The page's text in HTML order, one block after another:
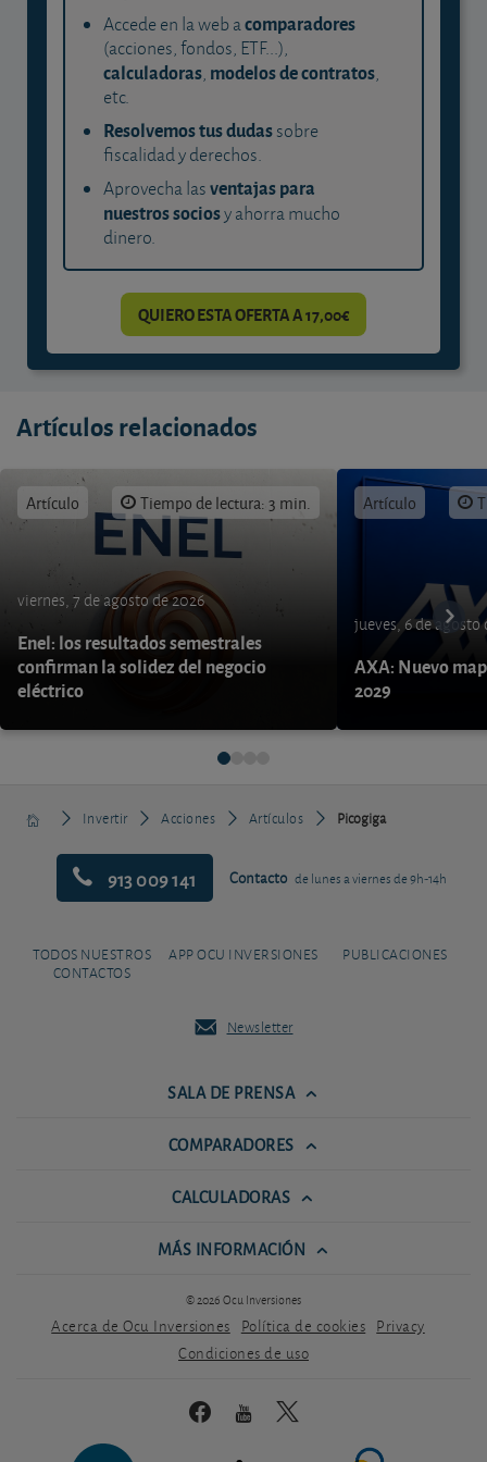
Accede en la web acomparadores
(acciones, fondos, ETF...),
calculadoras, modelos de contratos,
etc.
Resolvemos tus dudassobre
fiscalidad y derechos.
Aprovecha lasventajas para
nuestros sociosy ahorra mucho
dinero.
QUIERO ESTA OFERTA A 17,00€
Artículos relacionados
Artículo Tiempo de lectura: 3 min.
viernes, 7 de agosto de 2026
Enel: los resultados semestrales
confirman la solidez del negocio
eléctrico
Artículo
jueves, 6 de agosto
AXA: Nuevo
2029
Invertir Acciones Artículos Picogiga
913 009 141 Contacto de lunes a viernes de 9h-14h
TODOS NUESTROS
CONTACTOS
APP OCU INVERSIONES PUBLICACIONES
Newsletter
SALA DE PRENSA
COMPARADORES
CALCULADORAS
MÁS INFORMACIÓN
© 2026 Ocu Inversiones
Acerca de Ocu Inversiones Política de cookies Privacy
Condiciones de uso